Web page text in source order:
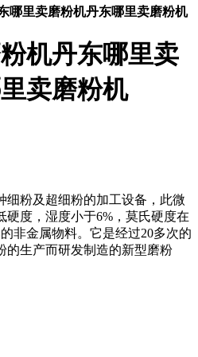
哪里卖磨粉机丹东哪里卖磨粉机
机丹东哪里卖
卖磨粉机
细粉及超细粉的加工设备，此微
硬度，湿度小于6%，莫氏硬度在
非金属物料。它是经过20多次的
的生产而研发制造的新型磨粉